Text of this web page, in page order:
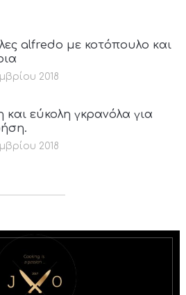
alfredo με κοτόπουλο και
2018
και εύκολη γκρανόλα για
2018